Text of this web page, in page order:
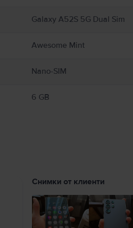
Galaxy A52S 5G Dual Sim
Awesome Mint
Nano-SIM
6 GB
Снимки от клиенти